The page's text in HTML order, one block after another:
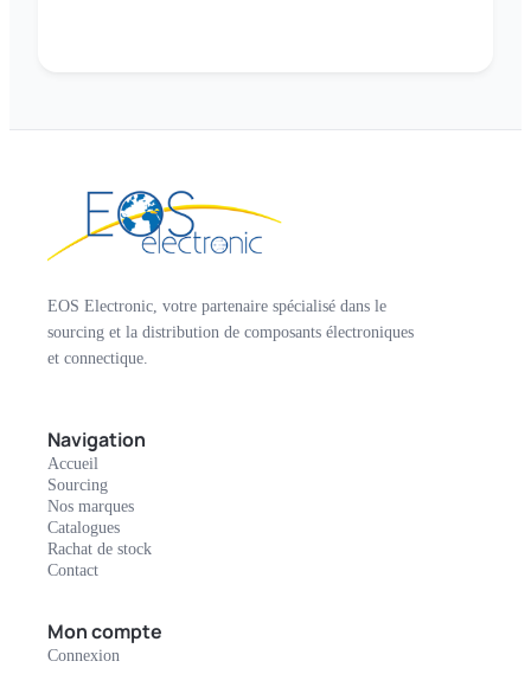
EOS Electronic, votre partenaire spécialisé dans le
sourcing et la distribution de composants électroniques
et connectique.
Navigation
Accueil
Sourcing
Nos marques
Catalogues
Rachat de stock
Contact
Mon compte
Connexion